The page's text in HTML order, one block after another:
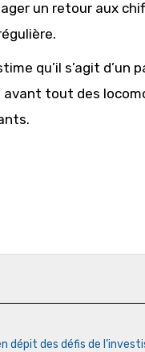
un retour aux
qu’il s’agit
tout des
dépit des défis de